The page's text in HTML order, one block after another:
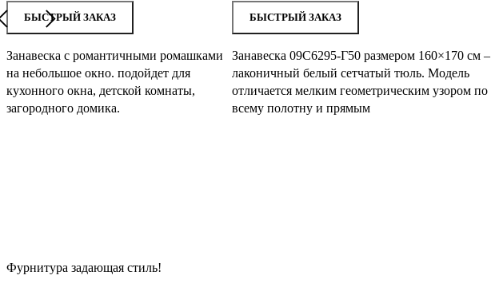
БЫСТРЫЙ ЗАКАЗ
Занавеска с романтичными ромашками
на небольшое окно. подойдет для
кухонного окна, детской комнаты,
загородного домика.
БЫСТРЫЙ ЗАКАЗ
Занавеска 09С6295-Г50 размером 160×170 см –
лаконичный белый сетчатый тюль. Модель
отличается мелким геометрическим узором по
всему полотну и прямым
Фурнитура задающая стиль!